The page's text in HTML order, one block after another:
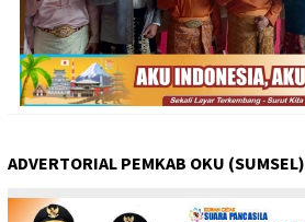
ADVERTORIAL PEMKAB OKU (SUMSEL)